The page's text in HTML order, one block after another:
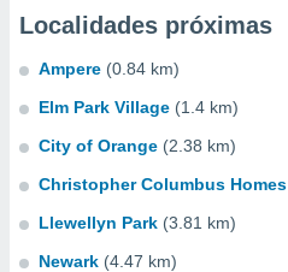
Localidades próximas
Ampere (0.84 km)
Elm Park Village (1.4 km)
City of Orange (2.38 km)
Christopher Columbus Homes
Llewellyn Park (3.81 km)
Newark (4.47 km)